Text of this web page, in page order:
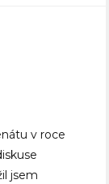
v roce
jsem